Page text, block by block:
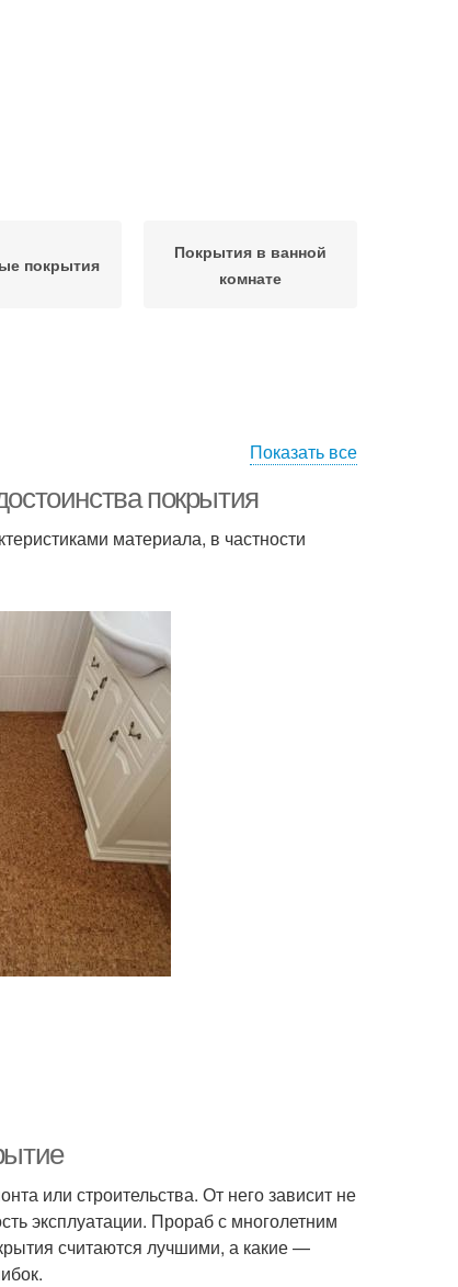
покрытия
Покрытия в ванной
комнате
Показать все
покрытия
материала, в частности
или строительства. От него зависит не
эксплуатации. Прораб с многолетним
считаются лучшими, а какие —